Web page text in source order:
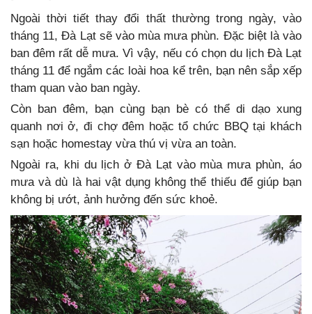
Ngoài thời tiết thay đổi thất thường trong ngày, vào
tháng 11, Đà Lạt sẽ vào mùa mưa phùn. Đặc biệt là vào
ban đêm rất dễ mưa. Vì vậy, nếu có chọn du lịch Đà Lạt
tháng 11 để ngắm các loài hoa kể trên, bạn nên sắp xếp
tham quan vào ban ngày.
Còn ban đêm, bạn cùng bạn bè có thể di dạo xung
quanh nơi ở, đi chợ đêm hoặc tổ chức BBQ tại khách
sạn hoặc homestay vừa thú vị vừa an toàn.
Ngoài ra, khi du lịch ở Đà Lạt vào mùa mưa phùn, áo
mưa và dù là hai vật dụng không thể thiếu để giúp bạn
không bị ướt, ảnh hưởng đến sức khoẻ.